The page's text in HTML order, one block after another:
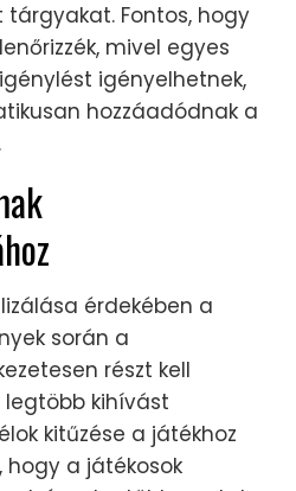
Fontos, hogy
mivel egyes
igényelhetnek,
hozzáadódnak a
érdekében a
során a
részt kell
kihívást
kitűzése a játékhoz
a játékosok